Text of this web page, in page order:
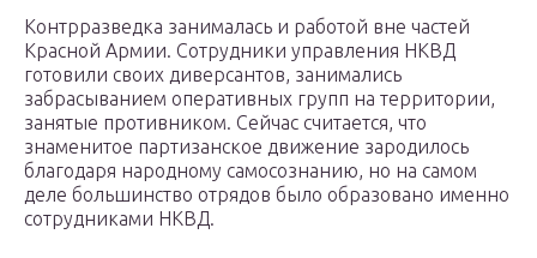
Контрразведка занималась и работой вне частей
Красной Армии. Сотрудники управления НКВД
готовили своих диверсантов, занимались
забрасыванием оперативных групп на территории,
занятые противником. Сейчас считается, что
знаменитое партизанское движение зародилось
благодаря народному самосознанию, но на самом
деле большинство отрядов было образовано именно
сотрудниками НКВД.